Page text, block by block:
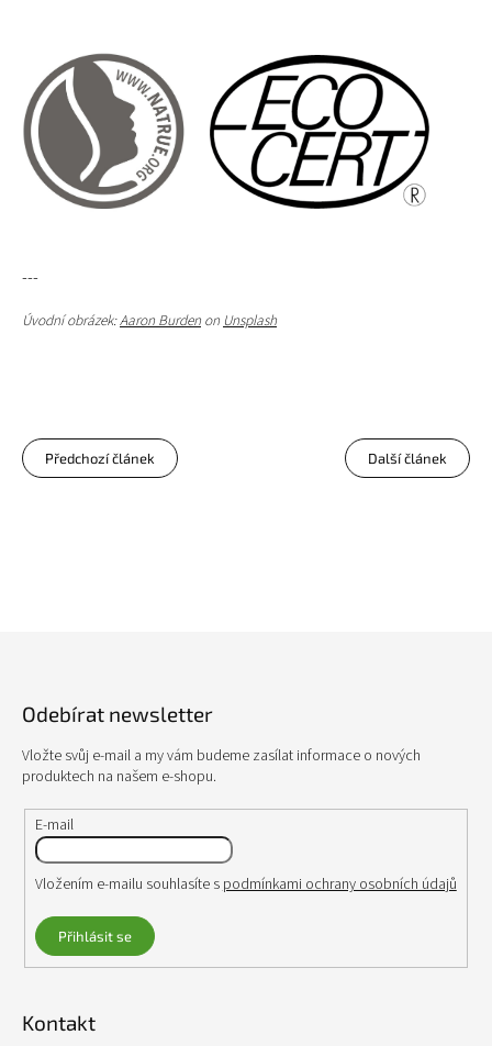
---
Úvodní obrázek:Aaron Burden on Unsplash
Předchozí článek Další článek
Odebírat newsletter
Vložte svůj e-mail a my vám budeme zasílat informace o nových
produktech na našem e-shopu.
E-mail
Vložením e-mailu souhlasíte s podmínkami ochrany osobních údajů
Přihlásit se
Kontakt